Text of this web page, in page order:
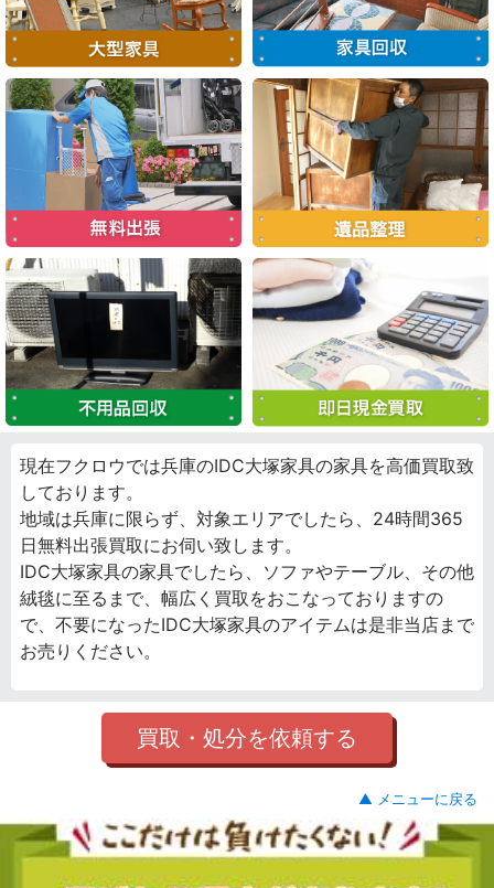
現在フクロウでは兵庫のIDC大塚家具の家具を高価買取致
しております。
地域は兵庫に限らず、対象エリアでしたら、24時間365
日無料出張買取にお伺い致します。
IDC大塚家具の家具でしたら、ソファやテーブル、その他
絨毯に至るまで、幅広く買取をおこなっておりますの
で、不要になったIDC大塚家具のアイテムは是非当店まで
お売りください。
買取・処分を依頼する
▲ メニューに戻る